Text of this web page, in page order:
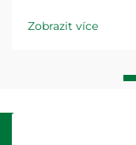
Zobrazit více